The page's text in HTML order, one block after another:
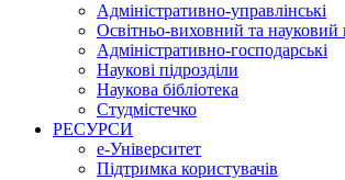
Адміністративно-управлінські
Освітньо-виховний та науковий
Адміністративно-господарські
Наукові підрозділи
Наукова бібліотека
Студмістечко
РЕСУРСИ
е-Університет
Підтримка користувачів